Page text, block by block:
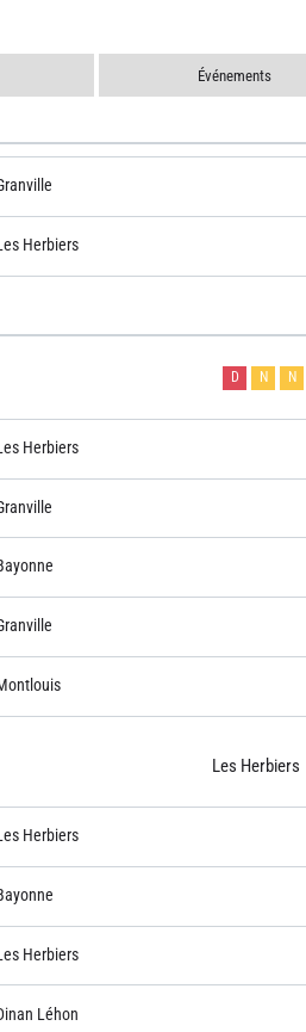
Événements
Herbiers
D N N
Herbiers
Les Herbiers
Herbiers
Herbiers
Léhon